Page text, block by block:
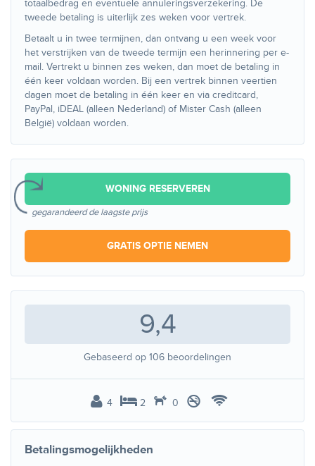
totaalbedrag en eventuele annuleringsverzekering. De
tweede betaling is uiterlijk zes weken voor vertrek.
Betaalt u in twee termijnen, dan ontvang u een week voor
het verstrijken van de tweede termijn een herinnering per e-
mail. Vertrekt u binnen zes weken, dan moet de betaling in
één keer voldaan worden. Bij een vertrek binnen veertien
dagen moet de betaling in één keer en via creditcard,
PayPal, iDEAL (alleen Nederland) of Mister Cash (alleen
België) voldaan worden.
WONING RESERVEREN
gegarandeerd de laagste prijs
GRATIS OPTIE NEMEN
9,4
Gebaseerd op 106 beoordelingen
4 2 0
Betalingsmogelijkheden